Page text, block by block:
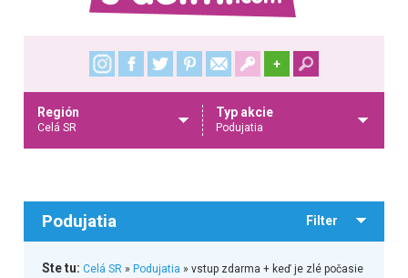
+
Región
Celá SR
Typ akcie
Podujatia
Podujatia Filter
Ste tu: Celá SR» Podujatia » vstup zdarma + keď je zlé počasie